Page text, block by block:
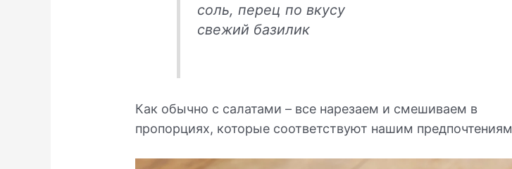
соль, перец по вкусу
свежий базилик
Как обычно с салатами – все нарезаем и смешиваем в
пропорциях, которые соответствуют нашим предпочтениям